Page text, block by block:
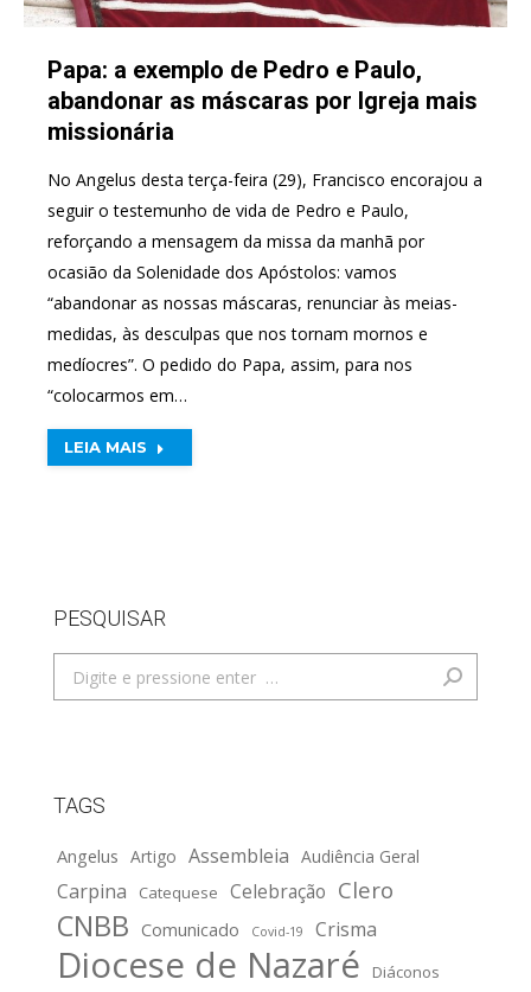
Papa: a exemplo de Pedro e Paulo,
abandonar as máscaras por Igreja mais
missionária
No Angelus desta terça-feira (29), Francisco encorajou a
seguir o testemunho de vida de Pedro e Paulo,
reforçando a mensagem da missa da manhã por
ocasião da Solenidade dos Apóstolos: vamos
“abandonar as nossas máscaras, renunciar às meias-
medidas, às desculpas que nos tornam mornos e
medíocres”. O pedido do Papa, assim, para nos
“colocarmos em…
LEIA MAIS
PESQUISAR
Search:
TAGS
Angelus Artigo Assembleia Audiência Geral
Carpina Catequese Celebração Clero
CNBB Comunicado Covid-19 Crisma
Diocese de Nazaré
Diáconos